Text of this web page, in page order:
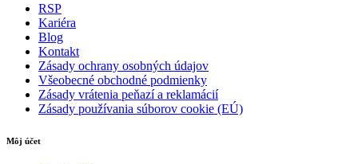
RSP
Kariéra
Blog
Kontakt
Zásady ochrany osobných údajov
Všeobecné obchodné podmienky
Zásady vrátenia peňazí a reklamácií
Zásady používania súborov cookie (EÚ)
Môj účet